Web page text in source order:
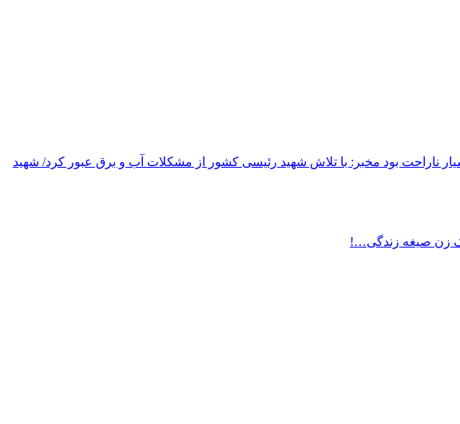
مخبر: با تلاش شهید رئیسی کشور از مشکلات آب و برق عبور کرد/ شهید